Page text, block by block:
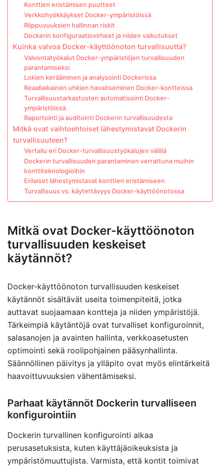
Konttien eristämisen puutteet
Verkkohyökkäykset Docker-ympäristöissä
Riippuvuuksien hallinnan riskit
Dockerin konfiguraatiovirheet ja niiden vaikutukset
Kuinka valvoa Docker-käyttöönoton turvallisuutta?
Valvontatyökalut Docker-ympäristöjen turvallisuuden
parantamiseksi
Lokien kerääminen ja analysointi Dockerissa
Reaaliaikainen uhkien havaitseminen Docker-kontteissa
Turvallisuustarkastusten automatisointi Docker-
ympäristöissä
Raportointi ja auditointi Dockerin turvallisuudesta
Mitkä ovat vaihtoehtoiset lähestymistavat Dockerin
turvallisuuteen?
Vertailu eri Docker-turvallisuustyökalujen välillä
Dockerin turvallisuuden parantaminen verrattuna muihin
konttiteknologioihin
Erilaiset lähestymistavat konttien eristämiseen
Turvallisuus vs. käytettävyys Docker-käyttöönotossa
Mitkä ovat Docker-käyttöönoton
turvallisuuden keskeiset
käytännöt?
Docker-käyttöönoton turvallisuuden keskeiset
käytännöt sisältävät useita toimenpiteitä, jotka
auttavat suojaamaan kontteja ja niiden ympäristöjä.
Tärkeimpiä käytäntöjä ovat turvalliset konfiguroinnit,
salasanojen ja avainten hallinta, verkkoasetusten
optimointi sekä roolipohjainen pääsynhallinta.
Säännöllinen päivitys ja ylläpito ovat myös elintärkeitä
haavoittuvuuksien vähentämiseksi.
Parhaat käytännöt Dockerin turvalliseen
konfigurointiin
Dockerin turvallinen konfigurointi alkaa
perusasetuksista, kuten käyttäjäoikeuksista ja
ympäristömuuttujista. Varmista, että kontit toimivat